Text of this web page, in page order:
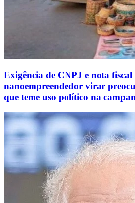
Exigência de CNPJ e nota fiscal
nanoempreendedor virar
que teme uso político na